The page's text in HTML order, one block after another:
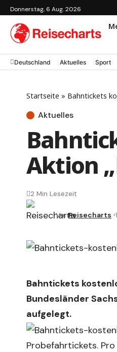
Donnerstag, 6 Aug. 2026
Deutschland Aktuelles Sport
Startseite » Bahntickets
Aktuelles
Aktion
VonReisecharts
2 Min Lesezeit
Bahntickets
Bundesländer
aufgelegt.
Probefahrtickets.